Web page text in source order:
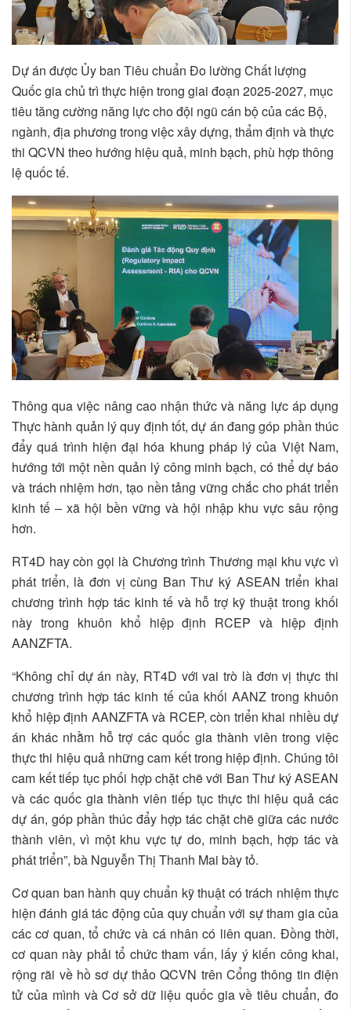
Dự án được Ủy ban Tiêu chuẩn Đo lường Chất lượng
Quốc gia chủ trì thực hiện trong giai đoạn 2025-2027, mục
tiêu tăng cường năng lực cho đội ngũ cán bộ của các Bộ,
ngành, địa phương trong việc xây dựng, thẩm định và thực
thi QCVN theo hướng hiệu quả, minh bạch, phù hợp thông
lệ quốc tế.
Thông qua việc nâng cao nhận thức và năng lực áp dụng
Thực hành quản lý quy định tốt, dự án đang góp phần thúc
đẩy quá trình hiện đại hóa khung pháp lý của Việt Nam,
hướng tới một nền quản lý công minh bạch, có thể dự báo
và trách nhiệm hơn, tạo nền tảng vững chắc cho phát triển
kinh tế – xã hội bền vững và hội nhập khu vực sâu rộng
hơn.
RT4D hay còn gọi là Chương trình Thương mại khu vực vì
phát triển, là đơn vị cùng Ban Thư ký ASEAN triển khai
chương trình hợp tác kinh tế và hỗ trợ kỹ thuật trong khối
này trong khuôn khổ hiệp định RCEP và hiệp định
AANZFTA.
“Không chỉ dự án này, RT4D với vai trò là đơn vị thực thi
chương trình hợp tác kinh tế của khối AANZ trong khuôn
khổ hiệp định AANZFTA và RCEP, còn triển khai nhiều dự
án khác nhằm hỗ trợ các quốc gia thành viên trong việc
thực thi hiệu quả những cam kết trong hiệp định. Chúng tôi
cam kết tiếp tục phối hợp chặt chẽ với Ban Thư ký ASEAN
và các quốc gia thành viên tiếp tục thực thi hiệu quả các
dự án, góp phần thúc đẩy hợp tác chặt chẽ giữa các nước
thành viên, vì một khu vực tự do, minh bạch, hợp tác và
phát triển”, bà Nguyễn Thị Thanh Mai bày tỏ.
Cơ quan ban hành quy chuẩn kỹ thuật có trách nhiệm thực
hiện đánh giá tác động của quy chuẩn với sự tham gia của
các cơ quan, tổ chức và cá nhân có liên quan. Đồng thời,
cơ quan này phải tổ chức tham vấn, lấy ý kiến công khai,
rộng rãi về hồ sơ dự thảo QCVN trên Cổng thông tin điện
tử của mình và Cơ sở dữ liệu quốc gia về tiêu chuẩn, đo